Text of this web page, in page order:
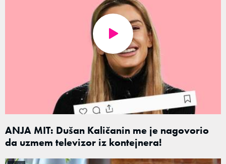
ANJA MIT: Dušan Kaličanin me je nagovorio
da uzmem televizor iz kontejnera!